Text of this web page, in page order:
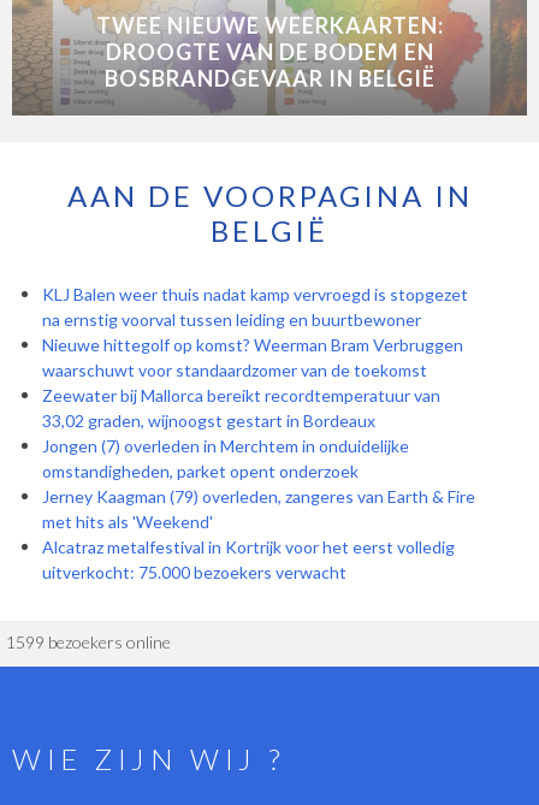
TWEE NIEUWE WEERKAARTEN:
DROOGTE VAN DE BODEM EN
BOSBRANDGEVAAR IN BELGIË
AAN DE VOORPAGINA IN
BELGIË
KLJ Balen weer thuis nadat kamp vervroegd is stopgezet
na ernstig voorval tussen leiding en buurtbewoner
Nieuwe hittegolf op komst? Weerman Bram Verbruggen
waarschuwt voor standaardzomer van de toekomst
Zeewater bij Mallorca bereikt recordtemperatuur van
33,02 graden, wijnoogst gestart in Bordeaux
Jongen (7) overleden in Merchtem in onduidelijke
omstandigheden, parket opent onderzoek
Jerney Kaagman (79) overleden, zangeres van Earth & Fire
met hits als 'Weekend'
Alcatraz metalfestival in Kortrijk voor het eerst volledig
uitverkocht: 75.000 bezoekers verwacht
1599 bezoekers online
WIE ZIJN WIJ ?